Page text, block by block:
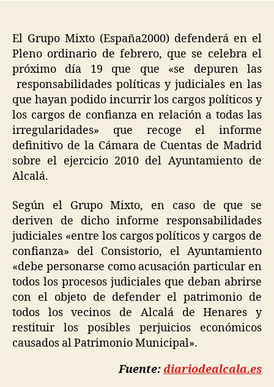
El Grupo Mixto (España2000) defenderá en el
Pleno ordinario de febrero, que se celebra el
próximo día 19 que que «se depuren las
responsabilidades políticas y judiciales en las
que hayan podido incurrir los cargos políticos y
los cargos de confianza en relación a todas las
irregularidades» que recoge el informe
definitivo de la Cámara de Cuentas de Madrid
sobre el ejercicio 2010 del Ayuntamiento de
Alcalá.
Según el Grupo Mixto, en caso de que se
deriven de dicho informe responsabilidades
judiciales «entre los cargos políticos y cargos de
confianza» del Consistorio, el Ayuntamiento
«debe personarse como acusación particular en
todos los procesos judiciales que deban abrirse
con el objeto de defender el patrimonio de
todos los vecinos de Alcalá de Henares y
restituir los posibles perjuicios económicos
causados al Patrimonio Municipal».
Fuente:diariodealcala.es